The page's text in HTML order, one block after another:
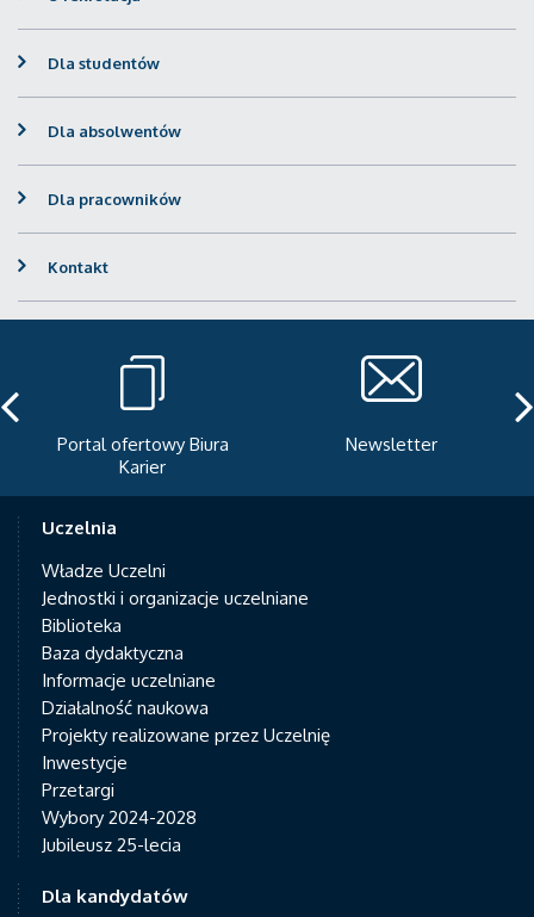
Dla studentów
Dla absolwentów
Dla pracowników
Kontakt
Portal ofertowy Biura
Karier
Newsletter
Uczelnia
Władze Uczelni
Jednostki i organizacje uczelniane
Biblioteka
Baza dydaktyczna
Informacje uczelniane
Działalność naukowa
Projekty realizowane przez Uczelnię
Inwestycje
Przetargi
Wybory 2024-2028
Jubileusz 25-lecia
Dla kandydatów